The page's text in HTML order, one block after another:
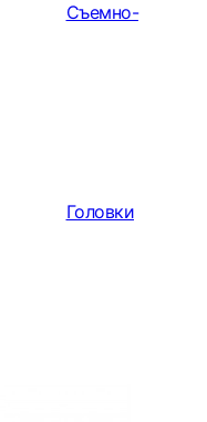
Съемно-
Головки